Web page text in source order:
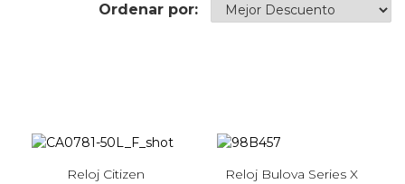
Ordenar por:
Reloj Citizen
Reloj Bulova Series X